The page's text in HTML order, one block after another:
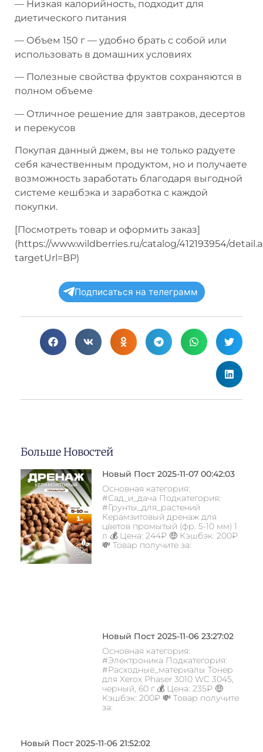
— Низкая калорийность, подходит для
диетического питания
— Объем 150 г — удобно брать с собой или
использовать в домашних условиях
— Полезные свойства фруктов сохраняются в
полном объеме
— Отличное решение для завтраков, десертов
и перекусов
Покупая данный джем, вы не только радуете
себя качественным продуктом, но и получаете
возможность заработать благодаря выгодной
системе кешбэка и заработка с каждой
покупки.
[Посмотреть товар и оформить заказ]
(https://www.wildberries.ru/catalog/412193954/
targetUrl=BP)
Подписаться на телеграмм
Больше Новостей
Новый Пост 2025-11-07 00:42:03
Основная категория:
#Сад_и_дача Подкатегория:
#Грунты_для_растений
Керамзитовый дренаж для
цветов промытый (фр. 5-10 мм) 1
л 💰 Цена: 244₽ 🤑 Кэшбэк: 200₽
💸 Товар получите за:
Новый Пост 2025-11-06 23:27:02
Основная категория:
#Электроника Подкатегория:
#Расходные_материалы Тонер
для Xerox Phaser 3010 WC 3045,
черный, 60 г 💰 Цена: 235₽ 🤑
Кэшбэк: 200₽ 💸 Товар получите
за:
Новый Пост 2025-11-06 21:52:02